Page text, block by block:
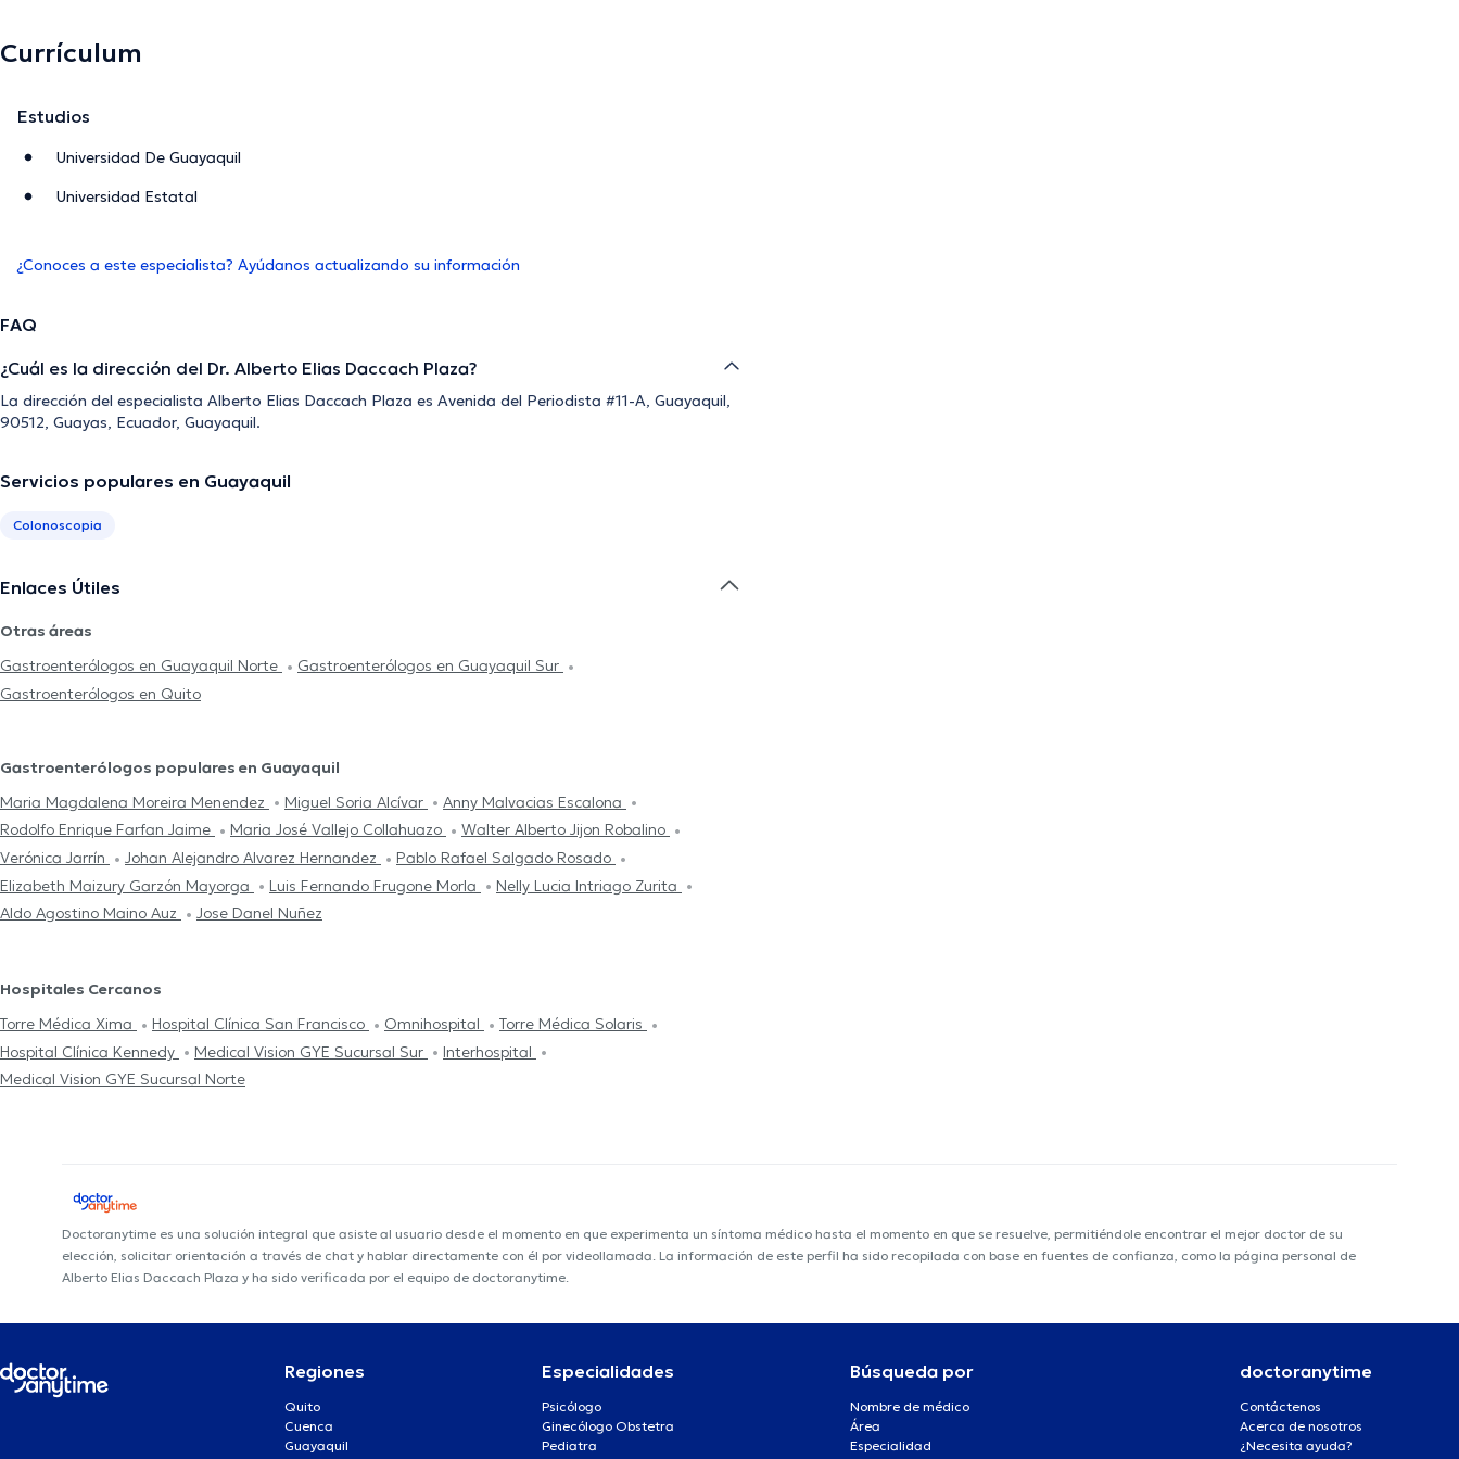
Currículum
Estudios
Universidad De Guayaquil
Universidad Estatal
¿Conoces a este especialista? Ayúdanos actualizando su información
FAQ
¿Cuál es la dirección del Dr. Alberto Elias Daccach Plaza?
La dirección del especialista Alberto Elias Daccach Plaza es Avenida del Periodista #11-A, Guayaquil,
90512, Guayas, Ecuador, Guayaquil.
Servicios populares en Guayaquil
Colonoscopia
Enlaces Útiles
Otras áreas
Gastroenterólogos en Guayaquil Norte
Gastroenterólogos en Guayaquil Sur
Gastroenterólogos en Quito
Gastroenterólogos populares en Guayaquil
Maria Magdalena Moreira Menendez
Miguel Soria Alcívar
Anny Malvacias Escalona
Rodolfo Enrique Farfan Jaime
Maria José Vallejo Collahuazo
Walter Alberto Jijon Robalino
Verónica Jarrín
Johan Alejandro Alvarez Hernandez
Pablo Rafael Salgado Rosado
Elizabeth Maizury Garzón Mayorga
Luis Fernando Frugone Morla
Nelly Lucia Intriago Zurita
Aldo Agostino Maino Auz
Jose Danel Nuñez
Hospitales Cercanos
Torre Médica Xima
Hospital Clínica San Francisco Omnihospital
Torre Médica Solaris
Hospital Clínica Kennedy
Medical Vision GYE Sucursal Sur
Interhospital
Medical Vision GYE Sucursal Norte
Doctoranytime es una solución integral que asiste al usuario desde el momento en que experimenta un síntoma médico hasta el momento en que se resuelve, permitiéndole encontrar el mejor doctor de su
elección, solicitar orientación a través de chat y hablar directamente con él por videollamada. La información de este perfil ha sido recopilada con base en fuentes de confianza, como la página personal de
Alberto Elias Daccach Plaza y ha sido verificada por el equipo de doctoranytime.
Regiones
Quito
Cuenca
Guayaquil
Especialidades
Psicólogo
Ginecólogo Obstetra
Pediatra
Búsqueda por
Nombre de médico
Área
Especialidad
doctoranytime
Contáctenos
Acerca de nosotros
¿Necesita ayuda?